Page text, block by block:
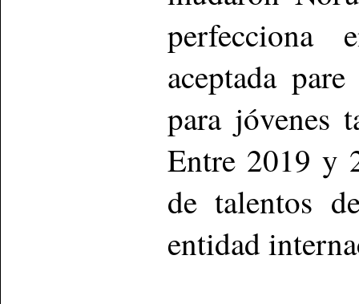
perfecciona
aceptada
para jóvenes
Entre 2019 y
de talentos
entidad